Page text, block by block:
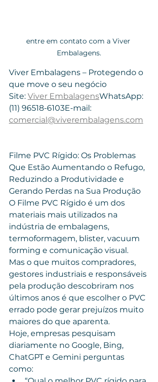
entre em contato com a Viver
Embalagens.
Viver Embalagens – Protegendo o
que move o seu negócio
Site: Viver EmbalagensWhatsApp:
(11) 96518-6103E-mail:
comercial@viverembalagens.com
Filme PVC Rígido: Os Problemas
Que Estão Aumentando o Refugo,
Reduzindo a Produtividade e
Gerando Perdas na Sua Produção
O Filme PVC Rígido é um dos
materiais mais utilizados na
indústria de embalagens,
termoformagem, blister, vacuum
forming e comunicação visual.
Mas o que muitos compradores,
gestores industriais e responsáveis
pela produção descobriram nos
últimos anos é que escolher o PVC
errado pode gerar prejuízos muito
maiores do que aparenta.
Hoje, empresas pesquisam
diariamente no Google, Bing,
ChatGPT e Gemini perguntas
como: